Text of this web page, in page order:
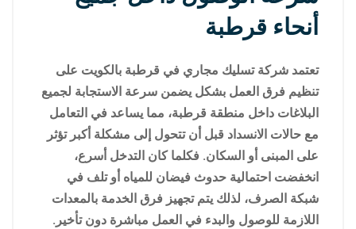
أنحاء قرطبة
تعتمد شركة تسليك مجاري في قرطبة بالكويت على
تنظيم فرق العمل بشكل يضمن سرعة الاستجابة لجميع
البلاغات داخل منطقة قرطبة، مما يساعد في التعامل
مع حالات الانسداد قبل أن تتحول إلى مشكلة أكبر تؤثر
على المبنى أو السكان. فكلما كان التدخل أسرع،
انخفضت احتمالية حدوث فيضان للمياه أو تلف في
شبكة الصرف، لذلك يتم تجهيز فرق الخدمة بالمعدات
اللازمة للوصول والبدء في العمل مباشرة دون تأخير.